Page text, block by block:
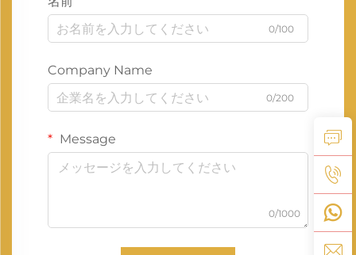
0/100
Company Name
0/200
Message
0/1000